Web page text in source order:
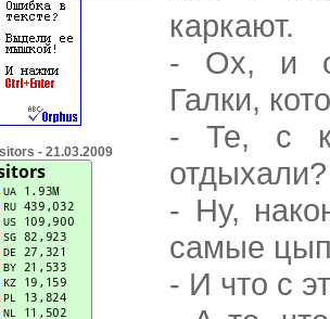
- 21.03.2009
каркают.
- Ох, и
Галки,
- Те, с
отдыхали?
- Ну,
самые
- И что с